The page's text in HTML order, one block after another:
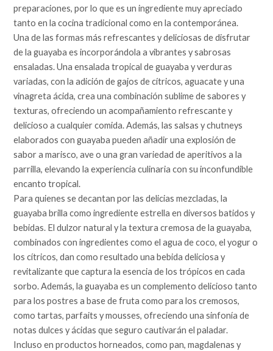
preparaciones, por lo que es un ingrediente muy apreciado
tanto en la cocina tradicional como en la contemporánea.
Una de las formas más refrescantes y deliciosas de disfrutar
de la guayaba es incorporándola a vibrantes y sabrosas
ensaladas. Una ensalada tropical de guayaba y verduras
variadas, con la adición de gajos de cítricos, aguacate y una
vinagreta ácida, crea una combinación sublime de sabores y
texturas, ofreciendo un acompañamiento refrescante y
delicioso a cualquier comida. Además, las salsas y chutneys
elaborados con guayaba pueden añadir una explosión de
sabor a marisco, ave o una gran variedad de aperitivos a la
parrilla, elevando la experiencia culinaria con su inconfundible
encanto tropical.
Para quienes se decantan por las delicias mezcladas, la
guayaba brilla como ingrediente estrella en diversos batidos y
bebidas. El dulzor natural y la textura cremosa de la guayaba,
combinados con ingredientes como el agua de coco, el yogur o
los cítricos, dan como resultado una bebida deliciosa y
revitalizante que captura la esencia de los trópicos en cada
sorbo. Además, la guayaba es un complemento delicioso tanto
para los postres a base de fruta como para los cremosos,
como tartas, parfaits y mousses, ofreciendo una sinfonía de
notas dulces y ácidas que seguro cautivarán el paladar.
Incluso en productos horneados, como pan, magdalenas y